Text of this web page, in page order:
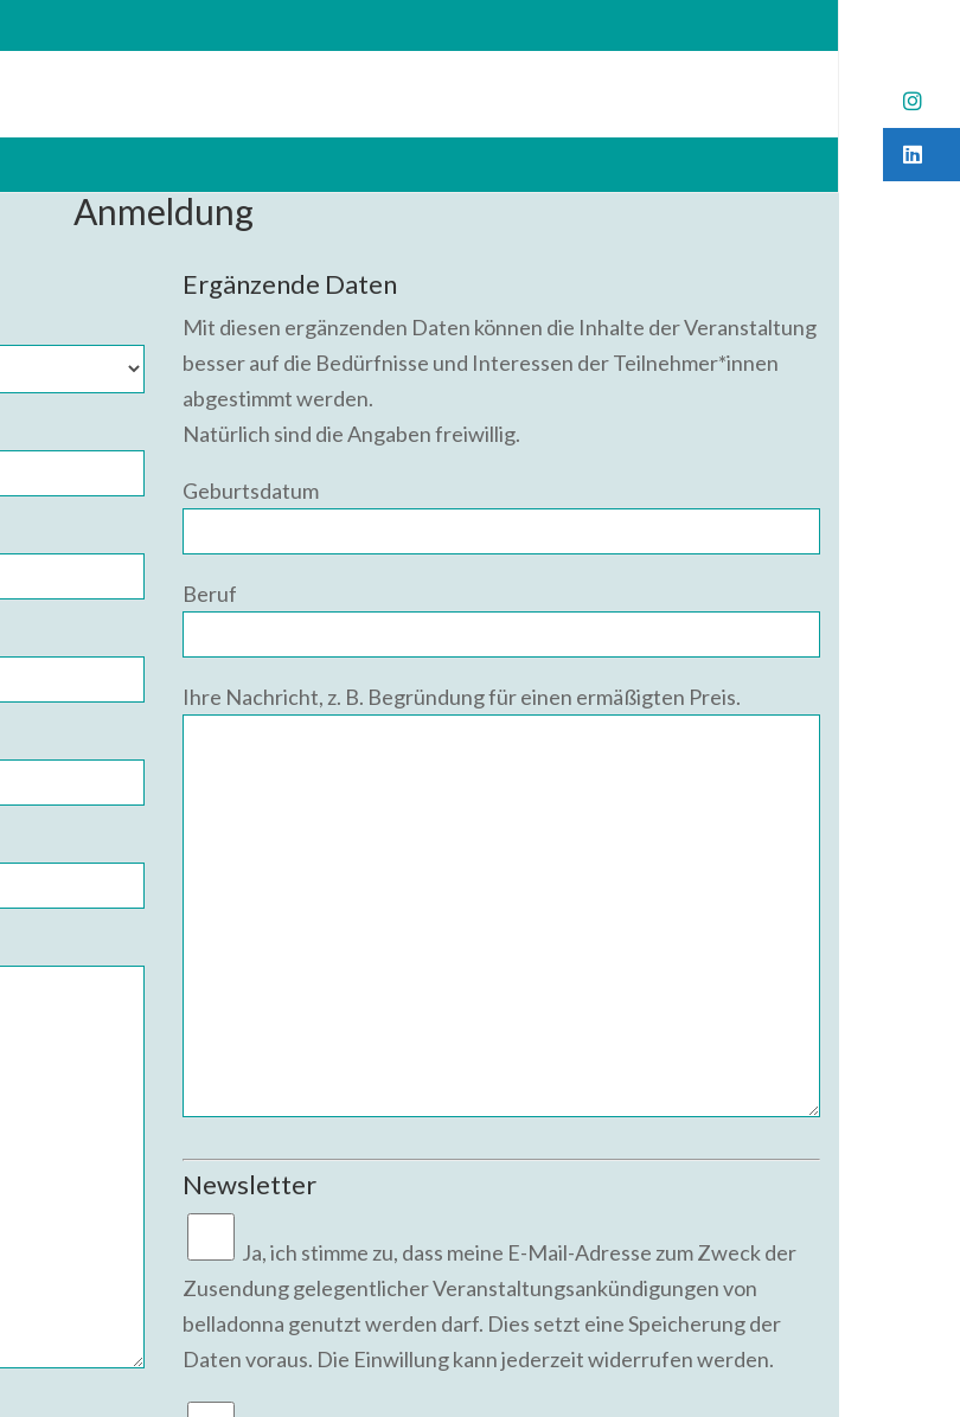
Anmeldung
Ergänzende Daten
Mit diesen ergänzenden Daten können die Inhalte der Veranstaltung
besser auf die Bedürfnisse und Interessen der Teilnehmer*innen
abgestimmt werden.
Natürlich sind die Angaben freiwillig.
Geburtsdatum
Beruf
Ihre Nachricht, z. B. Begründung für einen ermäßigten Preis.
Newsletter
Ja,ich stimme zu, dass meine E-Mail-Adresse zum Zweck der
Zusendung gelegentlicher Veranstaltungsankündigungen von
belladonna genutzt werden darf. Dies setzt eine Speicherung der
Daten voraus. Die Einwillung kann jederzeit widerrufen werden.